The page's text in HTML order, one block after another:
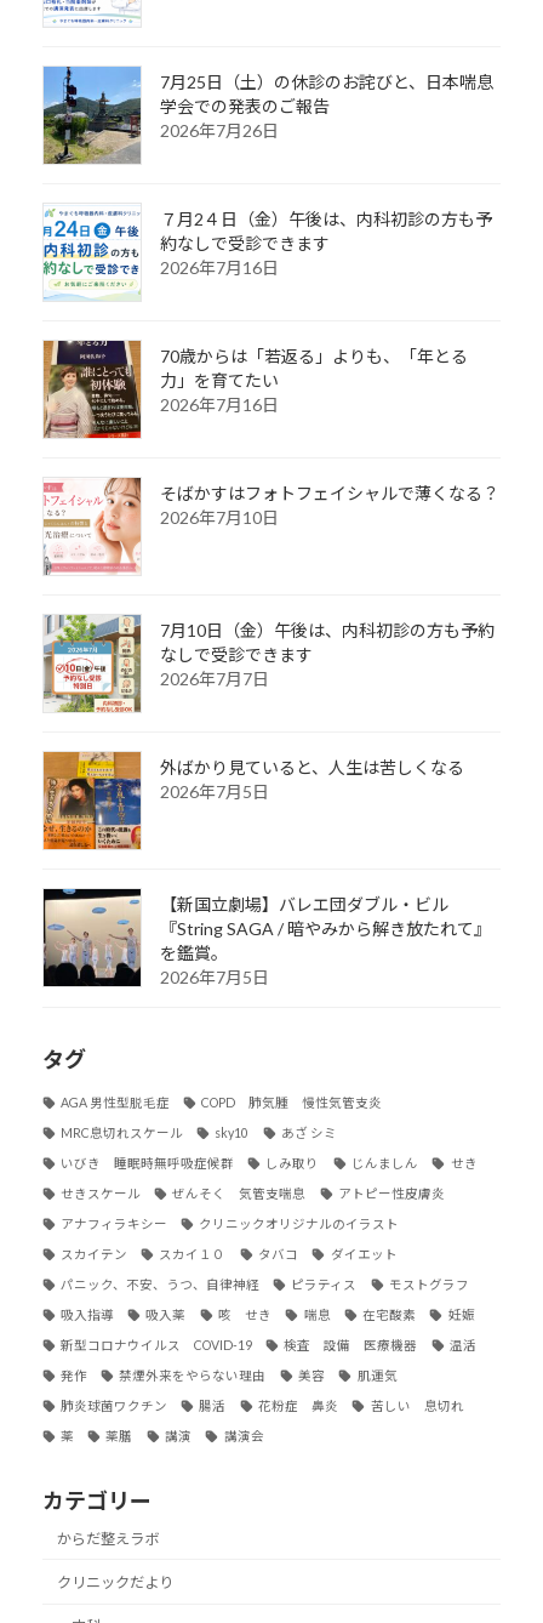
7月25日（土）の休診のお詫びと、日本喘息
学会での発表のご報告
2026年7月26日
７月2４日（金）午後は、内科初診の方も予
約なしで受診できます
2026年7月16日
70歳からは「若返る」よりも、「年とる
力」を育てたい
2026年7月16日
そばかすはフォトフェイシャルで薄くなる？
2026年7月10日
7月10日（金）午後は、内科初診の方も予約
なしで受診できます
2026年7月7日
外ばかり見ていると、人生は苦しくなる
2026年7月5日
【新国立劇場】バレエ団ダブル・ビル
『String SAGA / 暗やみから解き放たれて』
を鑑賞。
2026年7月5日
タグ
AGA 男性型脱毛症 COPD 肺気腫 慢性気管支炎
MRC息切れスケール sky10 あざ シミ
いびき 睡眠時無呼吸症候群 しみ取り じんましん せき
せきスケール ぜんそく 気管支喘息 アトピー性皮膚炎
アナフィラキシー クリニックオリジナルのイラスト
スカイテン スカイ１０ タバコ ダイエット
パニック、不安、うつ、自律神経 ピラティス モストグラフ
吸入指導 吸入薬 咳 せき 喘息 在宅酸素 妊娠
新型コロナウイルス COVID-19 検査 設備 医療機器 温活
発作 禁煙外来をやらない理由 美容 肌運気
肺炎球菌ワクチン 腸活 花粉症 鼻炎 苦しい 息切れ
薬 薬膳 講演 講演会
カテゴリー
からだ整えラボ
クリニックだより